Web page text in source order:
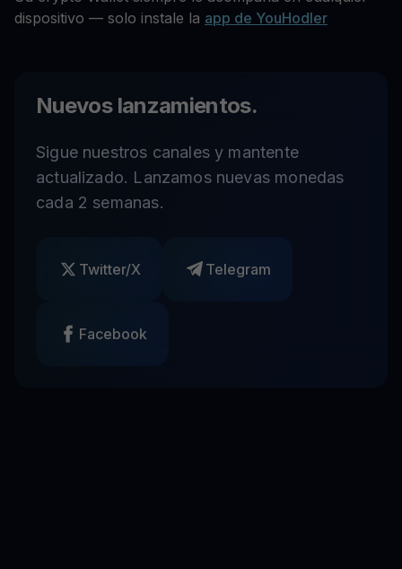
dispositivo — solo instale la app de YouHodler
Nuevos lanzamientos.
Sigue nuestros canales y mantente
actualizado. Lanzamos nuevas monedas
cada 2 semanas.
Twitter/X Telegram
Facebook